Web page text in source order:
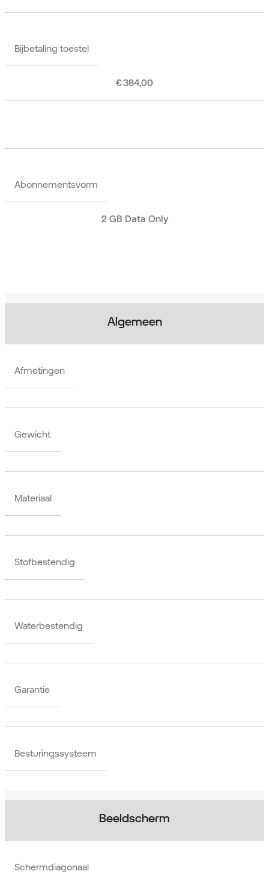
Bijbetaling toestel
€ 384,00
Abonnementsvorm
2 GB Data Only
Algemeen
Afmetingen
Gewicht
Materiaal
Stofbestendig
Waterbestendig
Garantie
Besturingssysteem
Beeldscherm
Schermdiagonaal